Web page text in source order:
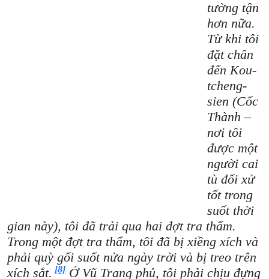
tường tận
hơn nữa.
Từ khi tôi
đặt chân
đến Kou-
tcheng-
sien (Cốc
Thành –
nơi tôi
được một
người cai
tù đối xử
tốt trong
suốt thời
gian này), tôi đã trải qua hai đợt tra thẩm.
Trong một đợt tra thẩm, tôi đã bị xiềng xích và
phải quỳ gối suốt nửa ngày trời và bị treo trên
xích sắt. [8] Ở Vũ Trang phủ, tôi phải chịu đựng